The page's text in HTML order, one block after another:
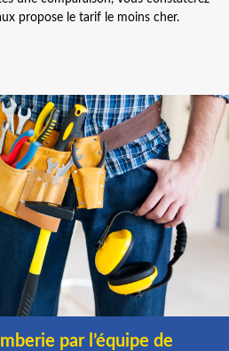
propose le tarif le moins cher.
par l’équipe de